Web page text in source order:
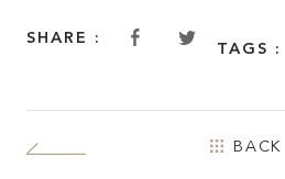
SHARE :
TAGS :
BACK